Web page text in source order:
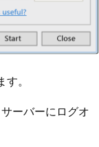
。
ーバーにログオ